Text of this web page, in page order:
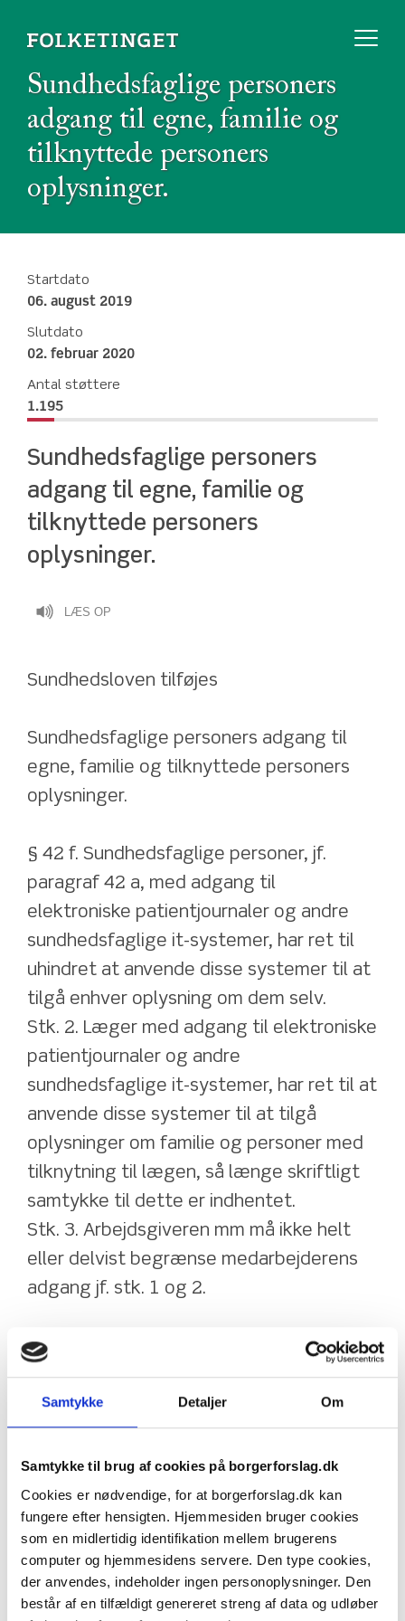
Samtykke Detaljer Om
Samtykke til brug af cookies på borgerforslag.dk
Cookies er nødvendige, for at borgerforslag.dk kan
fungere efter hensigten. Hjemmesiden bruger cookies
som en midlertidig identifikation mellem brugerens
computer og hjemmesidens servere. Den type cookies,
der anvendes, indeholder ingen personoplysninger. Den
består af en tilfældigt genereret streng af data og udløber
Sundhedsfaglige personers
adgang til egne, familie og
tilknyttede personers
oplysninger.
Startdato
06. august 2019
Slutdato
02. februar 2020
Antal støttere
1.195
Sundhedsfaglige personers
adgang til egne, familie og
tilknyttede personers
oplysninger.
LÆS OP
Sundhedsloven tilføjes
Sundhedsfaglige personers adgang til
egne, familie og tilknyttede personers
oplysninger.
§ 42 f. Sundhedsfaglige personer, jf.
paragraf 42 a, med adgang til
elektroniske patientjournaler og andre
sundhedsfaglige it-systemer, har ret til
uhindret at anvende disse systemer til at
tilgå enhver oplysning om dem selv.
Stk. 2. Læger med adgang til elektroniske
patientjournaler og andre
sundhedsfaglige it-systemer, har ret til at
anvende disse systemer til at tilgå
oplysninger om familie og personer med
tilknytning til lægen, så længe skriftligt
samtykke til dette er indhentet.
Stk. 3. Arbejdsgiveren mm må ikke helt
eller delvist begrænse medarbejderens
adgang jf. stk. 1 og 2.
§ 42 g. Samtykke efter § 42 f, stk. 2, skal
være skriftligt og skal meddeles den
autoriserede sundhedsperson, som
indhenter oplysningerne. Samtykket skal
indføres i patientjournalen.
Stk. 2. Arbejdsgiver skal gøre en
elektronisk samtykkeerklæring
tilgængelig, der kan anvendes til
indhentelse af samtykke efter § 42 f, stk.
2